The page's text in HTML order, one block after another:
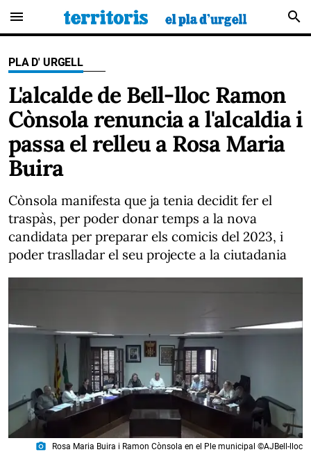
menu search
PLA D' URGELL
L'alcalde de Bell-lloc Ramon
Cònsola renuncia a l'alcaldia i
passa el relleu a Rosa Maria
Buira
Cònsola manifesta que ja tenia decidit fer el
traspàs, per poder donar temps a la nova
candidata per preparar els comicis del 2023, i
poder traslladar el seu projecte a la ciutadania
photo_camera Rosa Maria Buira i Ramon Cònsola en el Ple municipal ©AJBell-lloc